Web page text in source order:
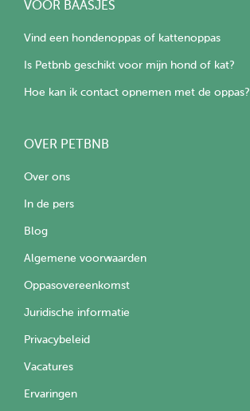
VOOR BAASJES
Vind een hondenoppas of kattenoppas
Is Petbnb geschikt voor mijn hond of kat?
Hoe kan ik contact opnemen met de oppas?
OVER PETBNB
Over ons
In de pers
Blog
Algemene voorwaarden
Oppasovereenkomst
Juridische informatie
Privacybeleid
Vacatures
Ervaringen